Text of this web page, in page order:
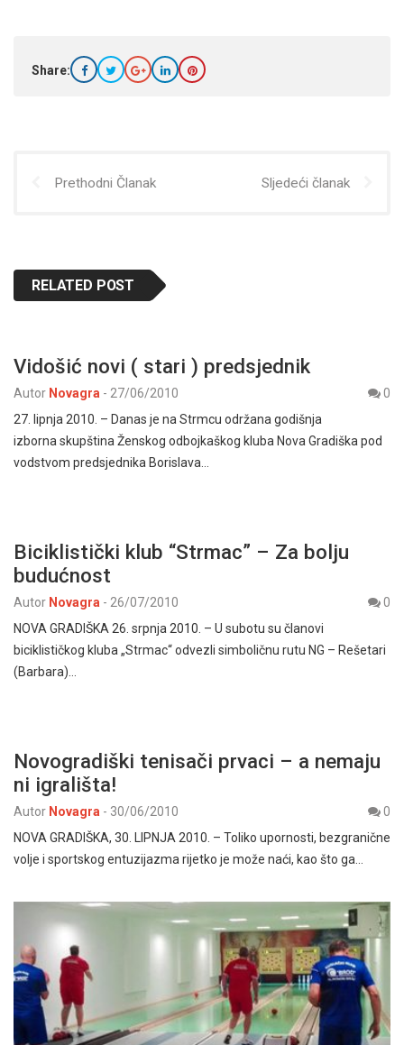
Share:
Prethodni Članak Sljedeći članak
RELATED POST
Vidošić novi ( stari ) predsjednik
Autor Novagra - 27/06/2010
0
27. lipnja 2010. – Danas je na Strmcu održana godišnja
izborna skupština Ženskog odbojkaškog kluba Nova Gradiška pod
vodstvom predsjednika Borislava…
Biciklistički klub “Strmac” – Za bolju
budućnost
Autor Novagra - 26/07/2010
0
NOVA GRADIŠKA 26. srpnja 2010. – U subotu su članovi
biciklističkog kluba „Strmac“ odvezli simboličnu rutu NG – Rešetari
(Barbara)…
Novogradiški tenisači prvaci – a nemaju
ni igrališta!
Autor Novagra - 30/06/2010
0
NOVA GRADIŠKA, 30. LIPNJA 2010. – Toliko upornosti, bezgranične
volje i sportskog entuzijazma rijetko je može naći, kao što ga…